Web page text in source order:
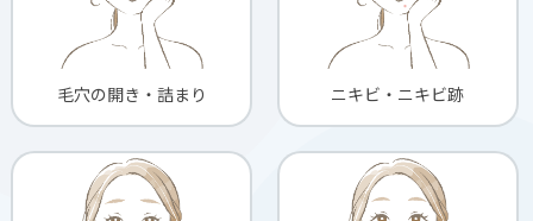
毛穴の開き・詰まり ニキビ・ニキビ跡